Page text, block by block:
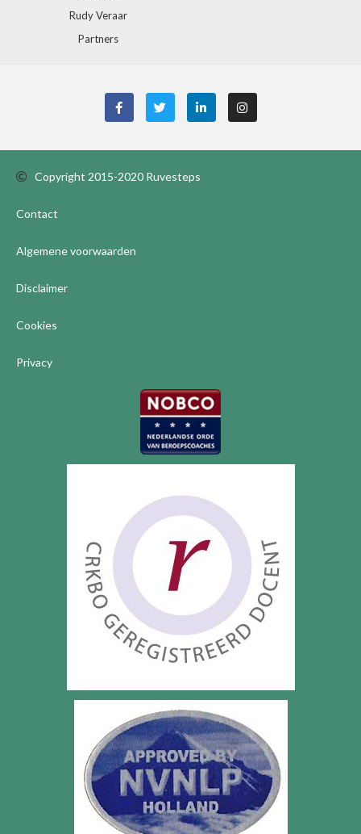
Rudy Veraar
Partners
Copyright 2015-2020 Ruvesteps
Contact
Algemene voorwaarden
Disclaimer
Cookies
Privacy